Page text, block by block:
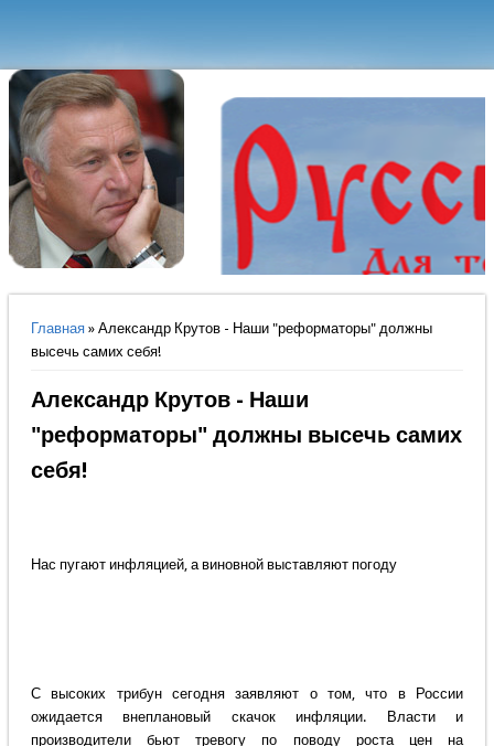
Вы здесь
Главная» Александр Крутов - Наши "реформаторы" должны
высечь самих себя!
Александр Крутов - Наши
"реформаторы" должны высечь самих
себя!
Нас пугают инфляцией, а виновной выставляют погоду
С высоких трибун сегодня заявляют о том, что в России
ожидается внеплановый скачок инфляции. Власти и
производители бьют тревогу по поводу роста цен на